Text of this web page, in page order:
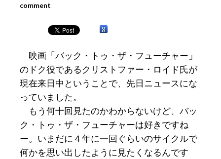
comment
映画「バック・トゥ・ザ・フューチャー」
のドク役であるクリストファー・ロイド氏が
現在来日中ということで、先日ニュースにな
っていました。
もう何十回見たのかわからないけど、バッ
ク・トゥ・ザ・フューチャーは好きですね
ー。いまだに４年に一回ぐらいのサイクルで
何かを思い出したように見たくなるんです